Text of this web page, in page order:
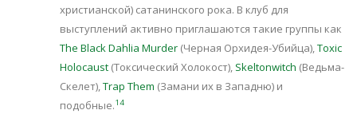
христианской) сатанинского рока. В клуб для
выступлений активно приглашаются такие группы как
The Black Dahlia Murder (Черная Орхидея-Убийца), Toxic
Holocaust (Токсический Холокост), Skeltonwitch (Ведьма-
Скелет), Trap Them (Замани их в Западню) и
подобные.14